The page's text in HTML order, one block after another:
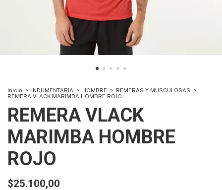
Inicio > INDUMENTARIA > HOMBRE > REMERAS Y MUSCULOSAS
>
REMERA VLACK MARIMBA HOMBRE ROJO
REMERA VLACK
MARIMBA HOMBRE
ROJO
$25.100,00